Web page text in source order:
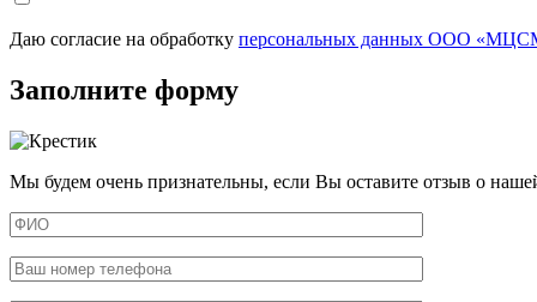
Даю согласие на обработку персональных данных ООО
Заполните форму
Мы будем очень признательны, если Вы оставите отзыв о